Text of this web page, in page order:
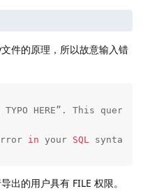
件的原理，所以故意输入错
TYPO HERE”. This query
in your SQL syntax;
出的用户具有 FILE 权限。